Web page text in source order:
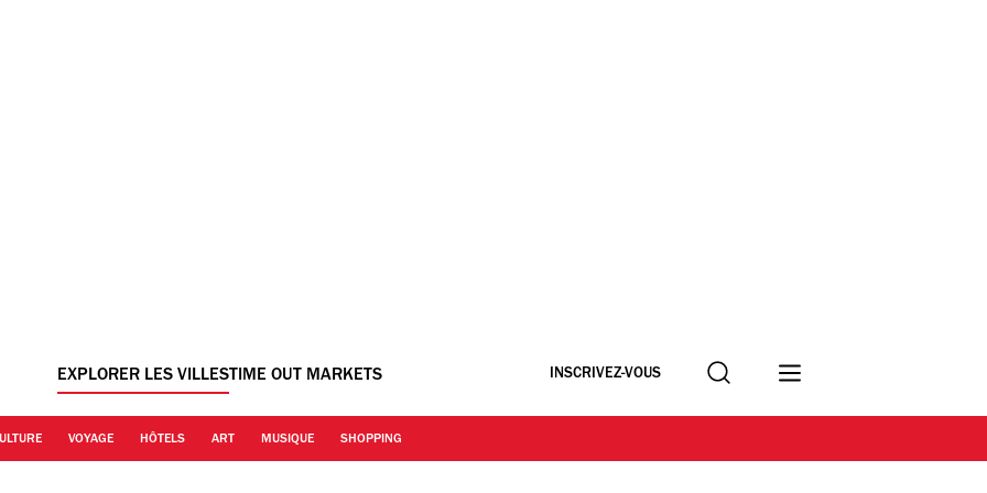
EXPLORER LES VILLESTIME OUT MARKETS INSCRIVEZ-VOUS Recherche
VOYAGE HÔTELS ART MUSIQUE SHOPPING